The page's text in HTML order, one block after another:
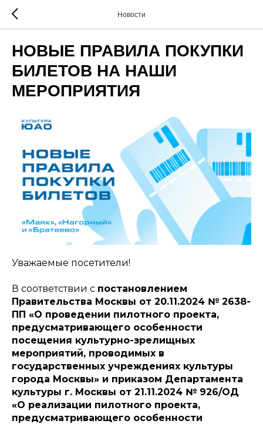
Новости
НОВЫЕ ПРАВИЛА ПОКУПКИ
БИЛЕТОВ НА НАШИ
МЕРОПРИЯТИЯ
Уважаемые посетители!
В соответствии с постановлением
Правительства Москвы от 20.11.2024 № 2638-
ПП «О проведении пилотного проекта,
предусматривающего особенности
посещения культурно-зрелищных
мероприятий, проводимых в
государственных учреждениях культуры
города Москвы» и приказом Департамента
культуры г. Москвы от 21.11.2024 № 926/ОД
«О реализации пилотного проекта,
предусматривающего особенности